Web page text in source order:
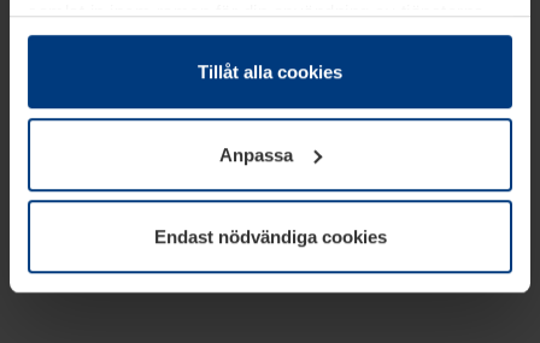
samlat in inom ramen för din användning av tjänsterna.
Juridiskt kan vi lagra kakor på din enhet, om de är
absolut nödvändiga för driften av den här webbplatsen.
godkännande kan du när som helst ändra eller återkalla i
informationen om kakor underDataskyddsförklaring
vår webbplats.
Tillåt alla cookies
Anpassa
Endast nödvändiga cookies